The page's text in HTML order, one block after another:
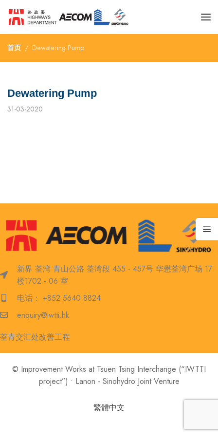
首页 Dewatering Pump
Dewatering Pump
31-03-2020
新界 荃湾 青山公路 荃湾段 455 - 457号 华懋荃湾广场 17
楼1702 - 06 室
电话： +852 5640 8824
enquiry@iwtti.hk
荃青交汇处改善工程
© Improvement Works at Tsuen Tsing Interchange (“IWTTI
project”) • Lanon - Sinohydro Joint Venture
繁體中文